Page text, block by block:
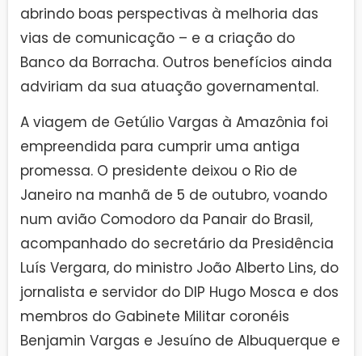
abrindo boas perspectivas à melhoria das
vias de comunicação – e a criação do
Banco da Borracha. Outros benefícios ainda
adviriam da sua atuação governamental.
A viagem de Getúlio Vargas à Amazônia foi
empreendida para cumprir uma antiga
promessa. O presidente deixou o Rio de
Janeiro na manhã de 5 de outubro, voando
num avião Comodoro da Panair do Brasil,
acompanhado do secretário da Presidência
Luís Vergara, do ministro João Alberto Lins, do
jornalista e servidor do DIP Hugo Mosca e dos
membros do Gabinete Militar coronéis
Benjamin Vargas e Jesuíno de Albuquerque e